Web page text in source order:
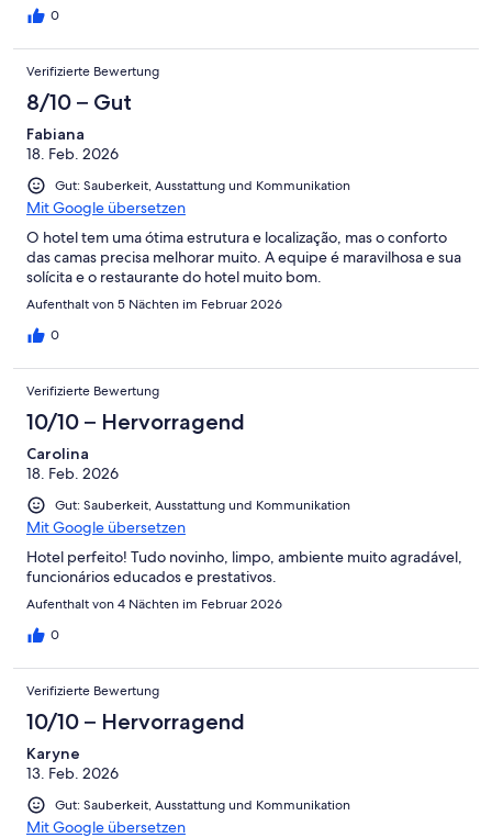
0
Verifizierte Bewertung
8/10 – Gut
Fabiana
18. Feb. 2026
Gut: Sauberkeit, Ausstattung und Kommunikation
Mit Google übersetzen
O hotel tem uma ótima estrutura e localização, mas o conforto
das camas precisa melhorar muito. A equipe é maravilhosa e sua
solícita e o restaurante do hotel muito bom.
Aufenthalt von 5 Nächten im Februar 2026
0
Verifizierte Bewertung
10/10 – Hervorragend
Carolina
18. Feb. 2026
Gut: Sauberkeit, Ausstattung und Kommunikation
Mit Google übersetzen
Hotel perfeito! Tudo novinho, limpo, ambiente muito agradável,
funcionários educados e prestativos.
Aufenthalt von 4 Nächten im Februar 2026
0
Verifizierte Bewertung
10/10 – Hervorragend
Karyne
13. Feb. 2026
Gut: Sauberkeit, Ausstattung und Kommunikation
Mit Google übersetzen